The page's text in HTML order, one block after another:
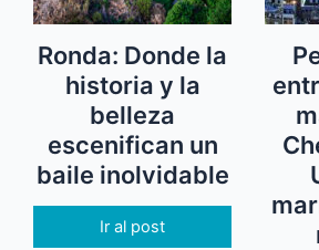
Ronda: Donde la
historia y la
belleza
escenifican un
baile inolvidable
Ir al post